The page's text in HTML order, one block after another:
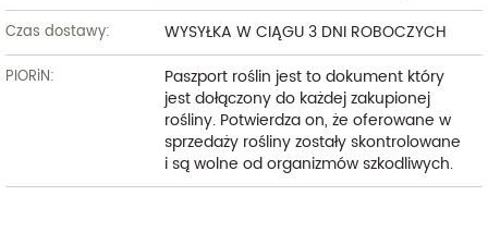
Czas dostawy: WYSYŁKA W CIĄGU 3 DNI ROBOCZYCH
PIORiN:
Paszport roślin jest to dokument który
jest dołączony do każdej zakupionej
rośliny. Potwierdza on, że oferowane w
sprzedaży rośliny zostały skontrolowane
i są wolne od organizmów szkodliwych.